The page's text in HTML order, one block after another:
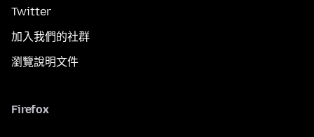
Twitter
加入我們的社群
瀏覽說明文件
Firefox